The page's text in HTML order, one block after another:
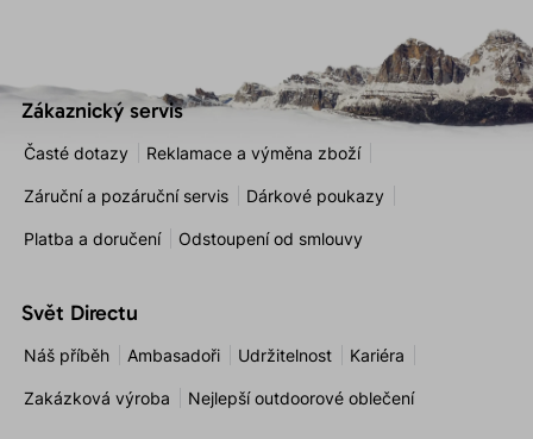
Zákaznický servis
Časté dotazy Reklamace a výměna zboží
Záruční a pozáruční servis Dárkové poukazy
Platba a doručení Odstoupení od smlouvy
Svět Directu
Náš příběh Ambasadoři Udržitelnost Kariéra
Zakázková výroba Nejlepší outdoorové oblečení